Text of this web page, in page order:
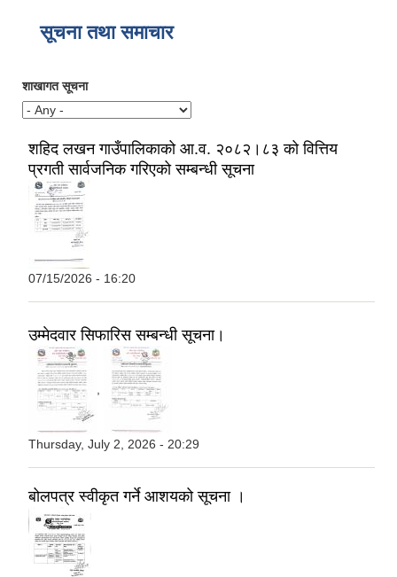
सूचना तथा समाचार
शाखागत सूचना
शहिद लखन गाउँपालिकाको आ.व. २०८२।८३ को वित्तिय
प्रगती सार्वजनिक गरिएको सम्बन्धी सूचना
07/15/2026 - 16:20
उम्मेदवार सिफारिस सम्बन्धी सूचना।
Thursday, July 2, 2026 - 20:29
बोलपत्र स्वीकृत गर्ने आशयको सूचना ।